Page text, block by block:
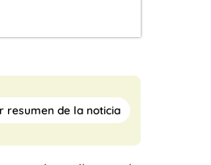
resumen de la noticia